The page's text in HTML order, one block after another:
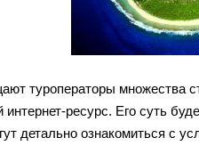
туроператоры множества
интернет-ресурс. Его суть
детально ознакомиться с